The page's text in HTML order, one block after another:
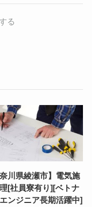
る
奈川県綾瀬市】電気施
[社員寮有り][ベトナ
ンジニア長期活躍中]